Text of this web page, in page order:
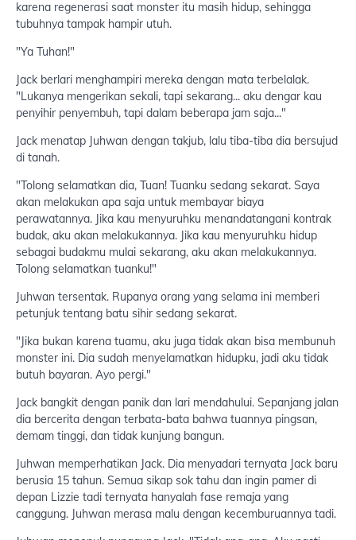
karena regenerasi saat monster itu masih hidup, sehingga
tubuhnya tampak hampir utuh.
"Ya Tuhan!"
Jack berlari menghampiri mereka dengan mata terbelalak.
"Lukanya mengerikan sekali, tapi sekarang... aku dengar kau
penyihir penyembuh, tapi dalam beberapa jam saja..."
Jack menatap Juhwan dengan takjub, lalu tiba-tiba dia bersujud
di tanah.
"Tolong selamatkan dia, Tuan! Tuanku sedang sekarat. Saya
akan melakukan apa saja untuk membayar biaya
perawatannya. Jika kau menyuruhku menandatangani kontrak
budak, aku akan melakukannya. Jika kau menyuruhku hidup
sebagai budakmu mulai sekarang, aku akan melakukannya.
Tolong selamatkan tuanku!"
Juhwan tersentak. Rupanya orang yang selama ini memberi
petunjuk tentang batu sihir sedang sekarat.
"Jika bukan karena tuamu, aku juga tidak akan bisa membunuh
monster ini. Dia sudah menyelamatkan hidupku, jadi aku tidak
butuh bayaran. Ayo pergi."
Jack bangkit dengan panik dan lari mendahului. Sepanjang jalan
dia bercerita dengan terbata-bata bahwa tuannya pingsan,
demam tinggi, dan tidak kunjung bangun.
Juhwan memperhatikan Jack. Dia menyadari ternyata Jack baru
berusia 15 tahun. Semua sikap sok tahu dan ingin pamer di
depan Lizzie tadi ternyata hanyalah fase remaja yang
canggung. Juhwan merasa malu dengan kecemburuannya tadi.